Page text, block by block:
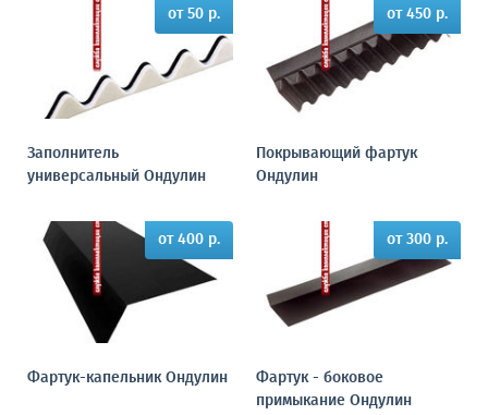
от 50 р.
Заполнитель
универсальный Ондулин
от 450 р.
Покрывающий фартук
Ондулин
от 400 р.
Фартук-капельник Ондулин
от 300 р.
Фартук - боковое
примыкание Ондулин